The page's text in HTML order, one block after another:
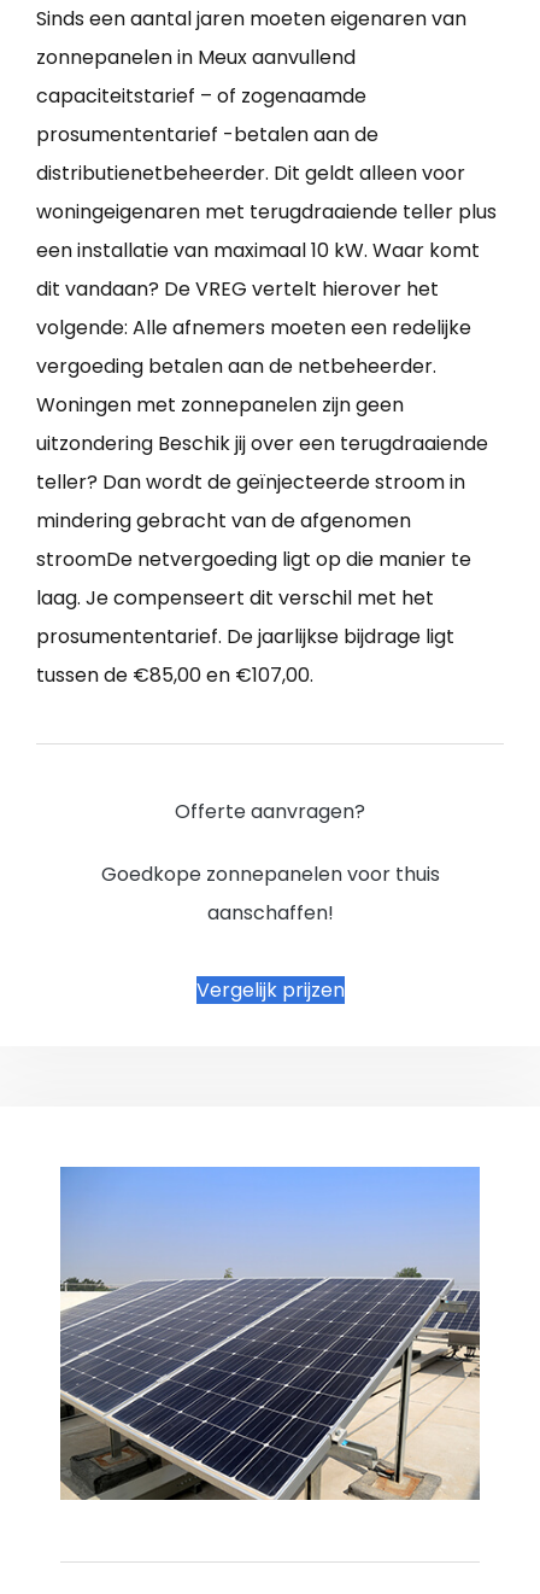
Sinds een aantal jaren moeten eigenaren van
zonnepanelen in Meux aanvullend
capaciteitstarief – of zogenaamde
prosumententarief -betalen aan de
distributienetbeheerder. Dit geldt alleen voor
woningeigenaren met terugdraaiende teller plus
een installatie van maximaal 10 kW. Waar komt
dit vandaan? De VREG vertelt hierover het
volgende: Alle afnemers moeten een redelijke
vergoeding betalen aan de netbeheerder.
Woningen met zonnepanelen zijn geen
uitzondering Beschik jij over een terugdraaiende
teller? Dan wordt de geïnjecteerde stroom in
mindering gebracht van de afgenomen
stroomDe netvergoeding ligt op die manier te
laag. Je compenseert dit verschil met het
prosumententarief. De jaarlijkse bijdrage ligt
tussen de €85,00 en €107,00.
Offerte aanvragen?
Goedkope zonnepanelen voor thuis
aanschaffen!
Vergelijk prijzen